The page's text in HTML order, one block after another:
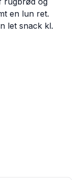
en lun ret.
let snack kl.